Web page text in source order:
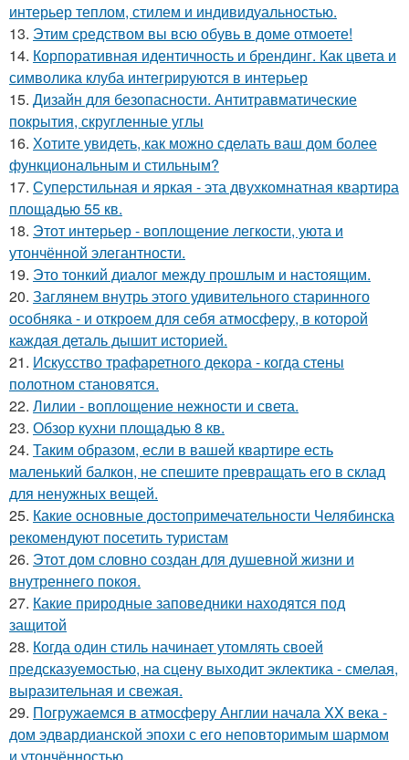
интерьер теплом, стилем и индивидуальностью.
13. Этим средством вы всю обувь в доме отмоете!
14. Корпоративная идентичность и брендинг. Как цвета и
символика клуба интегрируются в интерьер
15. Дизайн для безопасности. Антитравматические
покрытия, скругленные углы
16. Хотите увидеть, как можно сделать ваш дом более
функциональным и стильным?
17. Суперстильная и яркая - эта двухкомнатная квартира
площадью 55 кв.
18. Этот интерьер - воплощение легкости, уюта и
утончённой элегантности.
19. Это тонкий диалог между прошлым и настоящим.
20. Заглянем внутрь этого удивительного старинного
особняка - и откроем для себя атмосферу, в которой
каждая деталь дышит историей.
21. Искусство трафаретного декора - когда стены
полотном становятся.
22. Лилии - воплощение нежности и света.
23. Обзор кухни площадью 8 кв.
24. Таким образом, если в вашей квартире есть
маленький балкон, не спешите превращать его в склад
для ненужных вещей.
25. Какие основные достопримечательности Челябинска
рекомендуют посетить туристам
26. Этот дом словно создан для душевной жизни и
внутреннего покоя.
27. Какие природные заповедники находятся под
защитой
28. Когда один стиль начинает утомлять своей
предсказуемостью, на сцену выходит эклектика - смелая,
выразительная и свежая.
29. Погружаемся в атмосферу Англии начала XX века -
дом эдвардианской эпохи с его неповторимым шармом